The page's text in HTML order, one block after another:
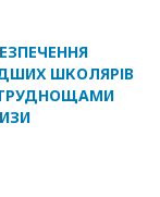
ШКОЛЯРІВ